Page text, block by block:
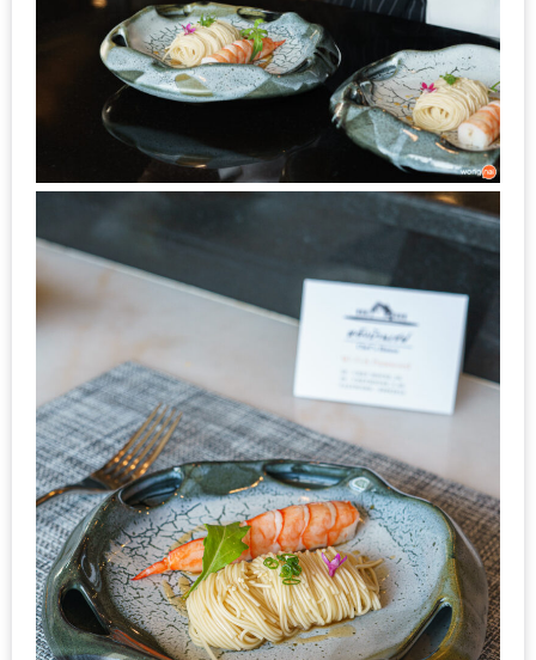
อาหาร
ญี่ปุ่น
พรีเมียม
พร้อม
คู
โร
บูต
ะ
สุด
เด็ด
ที่
AIKO
(THE